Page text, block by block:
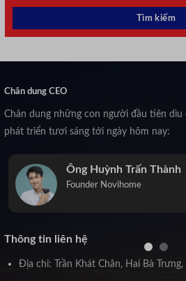
Chân dung CEO
Chân dung những con người đầu tiên
phát triển tươi sáng tới ngày hôm nay:
Ông Huỳnh Trấn Thành
Founder Novihome
Thông tin liên hệ
Địa chỉ: Trần Khát Chân, Hai Bà